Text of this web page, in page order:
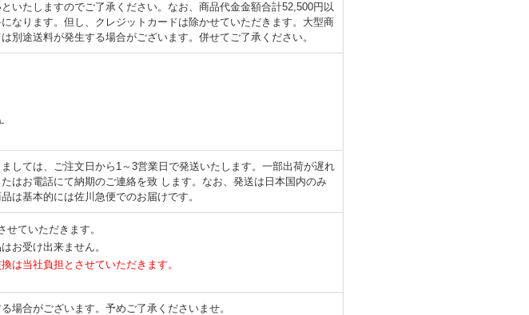
いたしますのでご了承ください。なお、商品代金金額合計52,500円以
なります。但し、クレジットカードは除かせていただきます。大型商
別途送料が発生する場合がございます。併せてご了承ください。
しては、ご注文日から1～3営業日で発送いたします。一部出荷が遅れ
はお電話にて納期のご連絡を致 します。なお、発送は日本国内のみ
は基本的には佐川急便でのお届けです。
ていただきます。
お受け出来ません。
は当社負担とさせていただきます。
場合がございます。予めご了承くださいませ。